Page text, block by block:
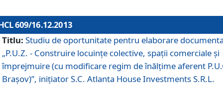
609/16.12.2013
Titlu: Studiu de oportunitate pentru elaborare
„P.U.Z. - Construire locuinţe colective, spaţii comerciale şi
împrejmuire (cu modificare regim de înălţime aferent
Braşov)”, iniţiator S.C. Atlanta House Investments S.R.L.